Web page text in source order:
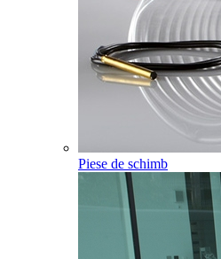
Piese de schimb